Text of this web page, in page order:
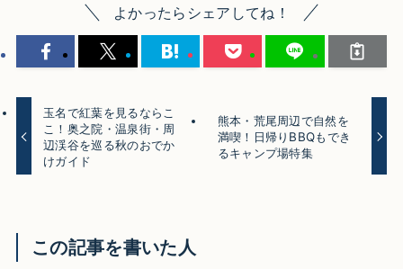
よかったらシェアしてね！
玉名で紅葉を見るならこ
こ！奥之院・温泉街・周
辺渓谷を巡る秋のおでか
けガイド
熊本・荒尾周辺で自然を
満喫！日帰りBBQもでき
るキャンプ場特集
この記事を書いた人